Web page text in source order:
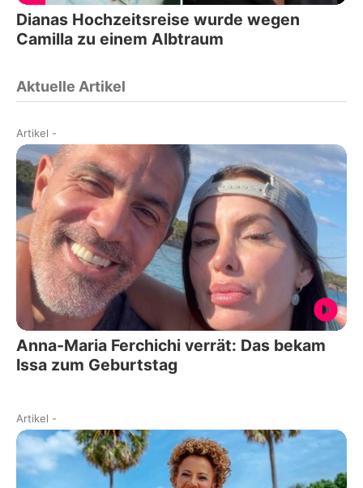
Dianas Hochzeitsreise wurde wegen
Camilla zu einem Albtraum
Aktuelle Artikel
Artikel -
Anna-Maria Ferchichi verrät: Das bekam
Issa zum Geburtstag
Artikel -